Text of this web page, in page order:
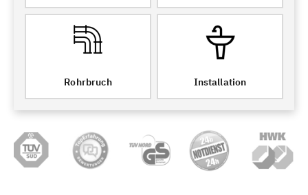
Rohrbruch Installation